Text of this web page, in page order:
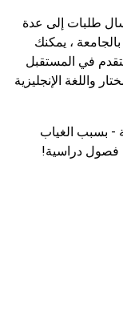
طلبات إلى عدة
، يمكنك
في المستقبل
واللغة الإنجليزية
- بسبب الغياب
فصول دراسية!